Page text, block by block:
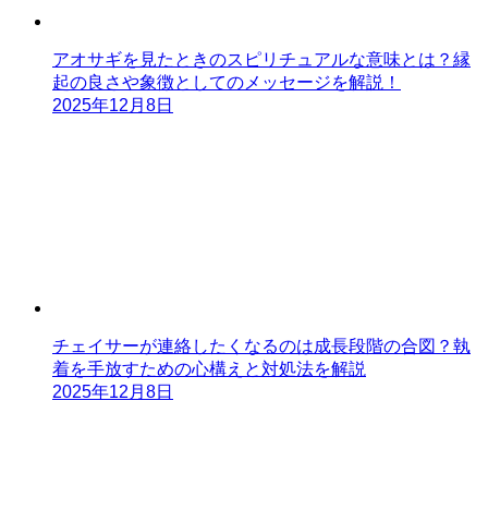
アオサギを見たときのスピリチュアルな意味とは？縁
起の良さや象徴としてのメッセージを解説！
2025年12月8日
チェイサーが連絡したくなるのは成長段階の合図？執
着を手放すための心構えと対処法を解説
2025年12月8日